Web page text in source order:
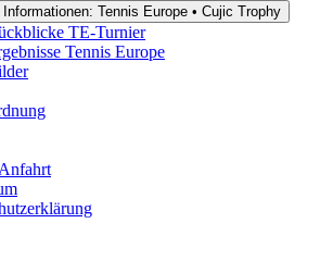
Tennis Europe • Cujic Trophy
TE-Turnier
Tennis Europe